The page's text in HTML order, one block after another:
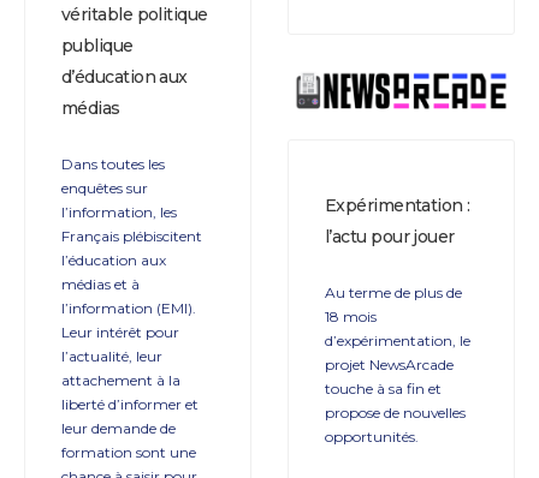
véritable politique
publique
d’éducation aux
médias
Dans toutes les
enquêtes sur
l’information, les
Français plébiscitent
l’éducation aux
médias et à
l’information (EMI).
Leur intérêt pour
l’actualité, leur
attachement à la
liberté d’informer et
leur demande de
formation sont une
Expérimentation :
l’actu pour jouer
Au terme de plus de
18 mois
d’expérimentation, le
projet NewsArcade
touche à sa fin et
propose de nouvelles
opportunités.